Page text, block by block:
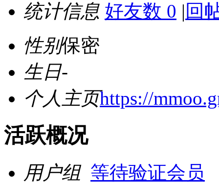
统计信息 好友数 0 | 回
性别保密
生日-
个人主页https://
活跃概况
用户组 等待验证会员